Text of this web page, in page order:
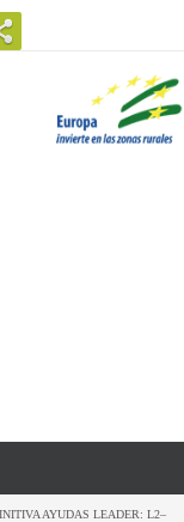
AYUDAS LEADER: L2–